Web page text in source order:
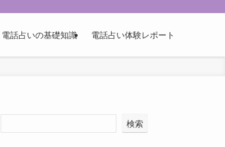
電話占いの基礎知識 電話占い体験レポート
検索